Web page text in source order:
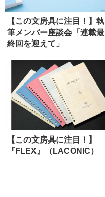
【この文房具に注目！】執
筆メンバー座談会「連載最
終回を迎えて」
【この文房具に注目！】
『FLEX』（LACONIC）